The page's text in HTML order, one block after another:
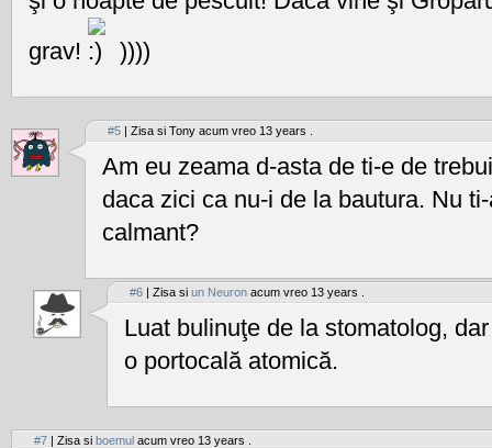
grav!
))))
#5 | Zisa si Tony acum vreo 13 years .
Am eu zeama d-asta de ti-e de
daca zici ca nu-i de la bautura. Nu
calmant?
#6 | Zisa si un Neuron acum vreo 13 years .
Luat bulinuţe de la stomatolog,
o portocală atomică.
#7 | Zisa si boemul acum vreo 13 years .